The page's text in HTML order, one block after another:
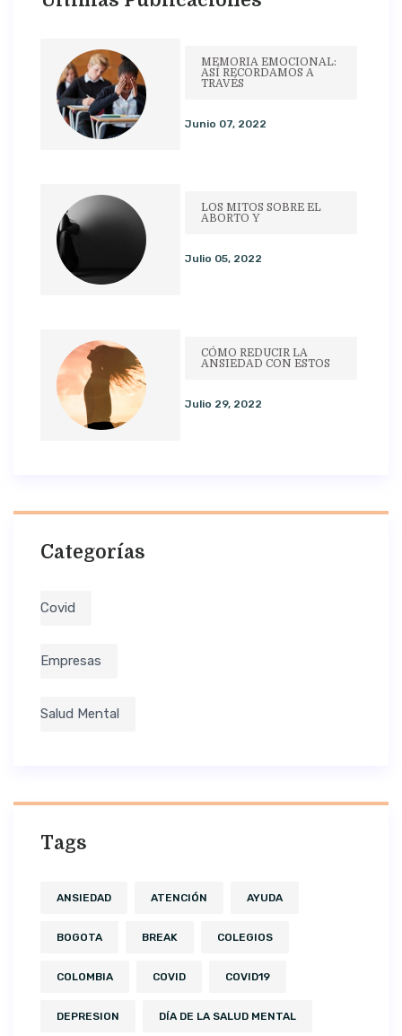
MEMORIA EMOCIONAL:
ASÍ RECORDAMOS A
TRAVÉS
Junio 07, 2022
LOS MITOS SOBRE EL
ABORTO Y
Julio 05, 2022
CÓMO REDUCIR LA
ANSIEDAD CON ESTOS
Julio 29, 2022
Categorías
Covid
Empresas
Salud Mental
Tags
ANSIEDAD ATENCIÓN AYUDA
BOGOTA BREAK COLEGIOS
COLOMBIA COVID COVID19
DEPRESION DÍA DE LA SALUD MENTAL